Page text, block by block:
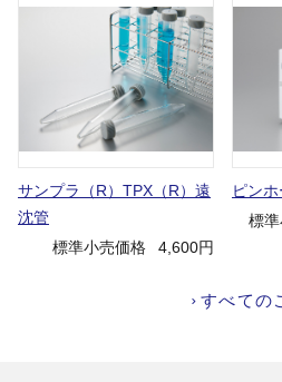
サンプラ（R）TPX（R）遠
沈管
標準小売価格
4,600円
ピン
標
すべての